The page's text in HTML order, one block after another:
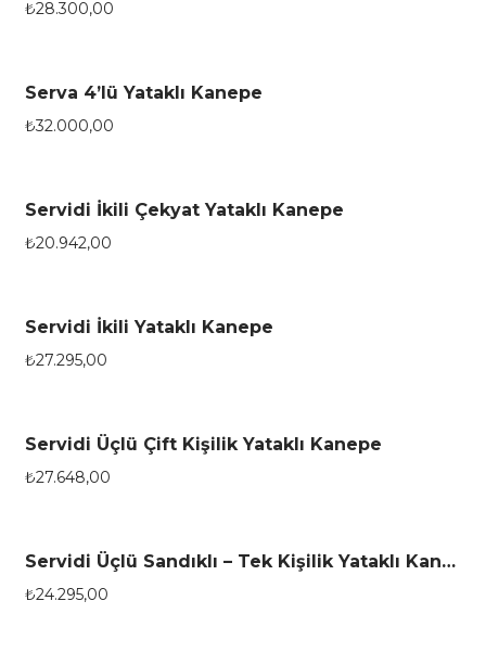
₺28.300,00
Serva 4’lü Yataklı Kanepe
₺32.000,00
Servidi İkili Çekyat Yataklı Kanepe
₺20.942,00
Servidi İkili Yataklı Kanepe
₺27.295,00
Servidi Üçlü Çift Kişilik Yataklı Kanepe
₺27.648,00
Servidi Üçlü Sandıklı – Tek Kişilik Yataklı Kanepe
₺24.295,00